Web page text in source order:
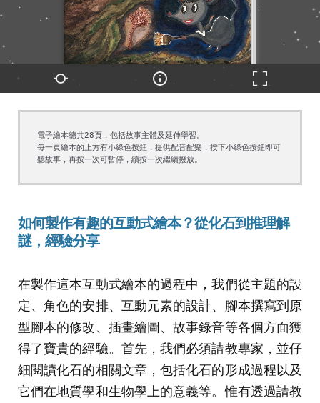
電子繪本總共28頁，包括故事主體及延伸學習。
每一頁繪本的上方有小綠色按鈕，提供配音配樂，按下小綠色按鈕即可
聽故事，再按一次可暫停，續按一次繼續撥放。
如何製作有趣的互動式繪本？從化石到推理解
謎，經驗分享
在製作這本互動式繪本的過程中，我們從主題的設
定、角色的安排、互動元素的設計、腳本撰寫到原
型腳本的修改、插畫繪圖、故事錄音等各個方面獲
得了寶貴的經驗。首先，我們必須請教專家，並仔
細閱讀化石的相關文章，包括化石的形成過程以及
它們在地質學和生物學上的意義等。惟有透過請教